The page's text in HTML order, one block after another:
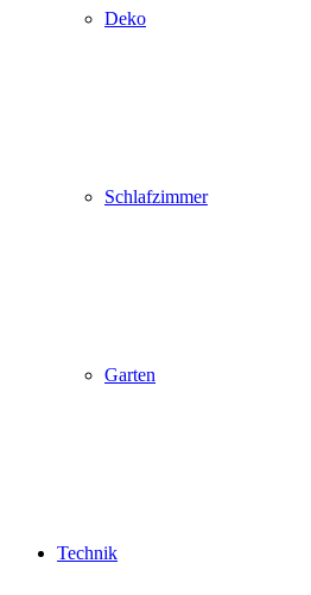
Deko
Schlafzimmer
Garten
Technik